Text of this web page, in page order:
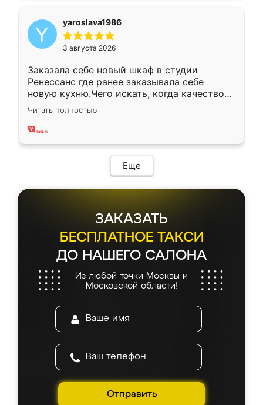
yaroslava1986
3 августа 2026
Заказала себе новый шкаф в студии
Ренессанс где ранее заказывала себе
новую кухню.Чего искать, когда качеством
вполне довольна. Служит кухня уже почти
два года, нареканий нет.
Читать полностью
Еще
ЗАКАЗАТЬ
БЕСПЛАТНОЕ ТАКСИ
ДО НАШЕГО САЛОНА
Из любой точки Москвы и
Московской области!
Отправить